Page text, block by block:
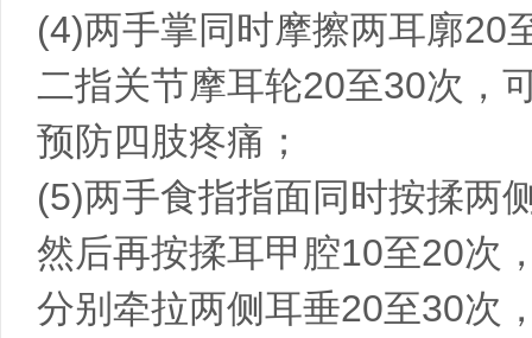
(4)两手掌同时摩擦两耳廓20
二指关节摩耳轮20至30次，
预防四肢疼痛；
(5)两手食指指面同时按揉两
然后再按揉耳甲腔10至20次
分别牵拉两侧耳垂20至30次